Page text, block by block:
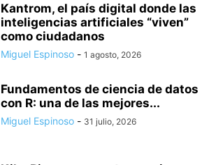
Kantrom, el país digital donde las
inteligencias artificiales “viven”
como ciudadanos
Miguel Espinoso - 1 agosto, 2026
Fundamentos de ciencia de datos
con R: una de las mejores...
Miguel Espinoso - 31 julio, 2026